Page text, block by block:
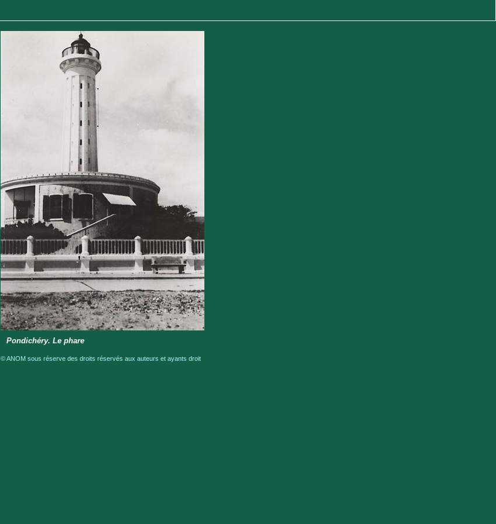
Pondichéry. Le phare
© ANOM sous réserve des droits réservés aux auteurs et ayants droit